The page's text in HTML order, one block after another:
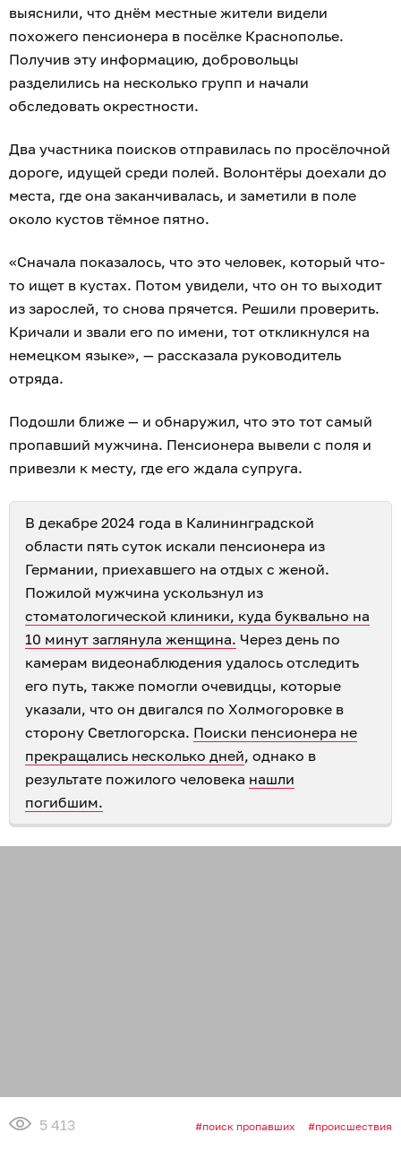
выяснили, что днём местные жители видели
похожего пенсионера в посёлке Краснополье.
Получив эту информацию, добровольцы
разделились на несколько групп и начали
обследовать окрестности.
Два участника поисков отправилась по просёлочной
дороге, идущей среди полей. Волонтёры доехали до
места, где она заканчивалась, и заметили в поле
около кустов тёмное пятно.
«Сначала показалось, что это человек, который что-
то ищет в кустах. Потом увидели, что он то выходит
из зарослей, то снова прячется. Решили проверить.
Кричали и звали его по имени, тот откликнулся на
немецком языке», — рассказала руководитель
отряда.
Подошли ближе — и обнаружил, что это тот самый
пропавший мужчина. Пенсионера вывели с поля и
привезли к месту, где его ждала супруга.
В декабре 2024 года в Калининградской
области пять суток искали пенсионера из
Германии, приехавшего на отдых с женой.
Пожилой мужчина ускользнул из
стоматологической клиники, куда буквально на
10 минут заглянула женщина. Через день по
камерам видеонаблюдения удалось отследить
его путь, также помогли очевидцы, которые
указали, что он двигался по Холмогоровке в
сторону Светлогорска. Поиски пенсионера не
прекращались несколько дней, однако в
результате пожилого человека нашли
погибшим.
5 413 поиск пропавших происшествия